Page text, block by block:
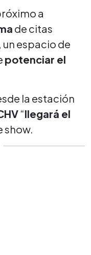
a
de citas
un espacio de
potenciar el
la estación
“llegará el
show.